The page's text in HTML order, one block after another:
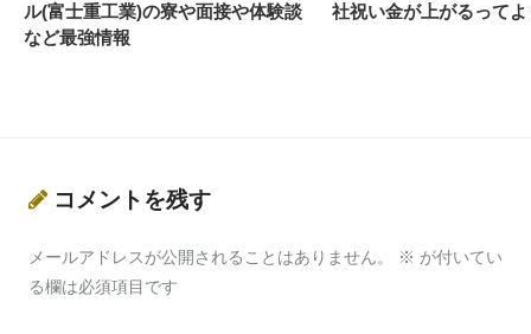
ル(富士重工業)の寮や面接や体験談
など最強情報
社祝い金が上がるってよ
コメントを残す
メールアドレスが公開されることはありません。 ※ が付いてい
る欄は必須項目です